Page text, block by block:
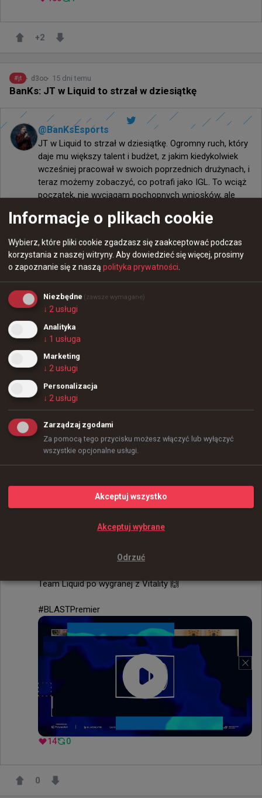
+2
#jt d3oo 15 dni temu
BanKs: JT w Liquid to strzał w dziesiątkę
@ BanKsEsports
JT w Liquid to strzał w dziesiątkę. Ogromny ruch, który
daje mu większy talent i budżet, z jakim kiedykolwiek
wcześniej pracował w swoich poprzednich drużynach, i
teraz możemy zobaczyć, co potrafi jako IGL. To wciąż
początek, nie wyciągam pochopnych wniosków, ale
57 0
+1
#elige d3oo 15 dni temu
"JT to gość” – @EliGE
W tym wywiadzie dla @GoBlacklyte Elige opowiada o
Team Liquid po wygranej z Vitality 🙌
#BLASTPremier
14 0
0
Informacje o plikach cookie
Wybierz, które pliki cookie zgadzasz się zaakceptować podczas
korzystania z naszej witryny. Aby dowiedzieć się więcej, prosimy
o zapoznanie się z naszą polityka prywatności.
Niezbędne (zawsze wymagane)
↓ 2usługi
Analityka
↓ 1 usługa
Marketing
↓ 2usługi
Personalizacja
↓ 2usługi
Zarządzaj zgodami
Za pomocą tego przycisku możesz włączyć lub wyłączyć
wszystkie opcjonalne usługi.
Odrzuć
Akceptuj wybrane
Akceptuj wszystko